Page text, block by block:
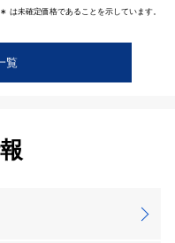
は未確定価格であることを示しています。
覧